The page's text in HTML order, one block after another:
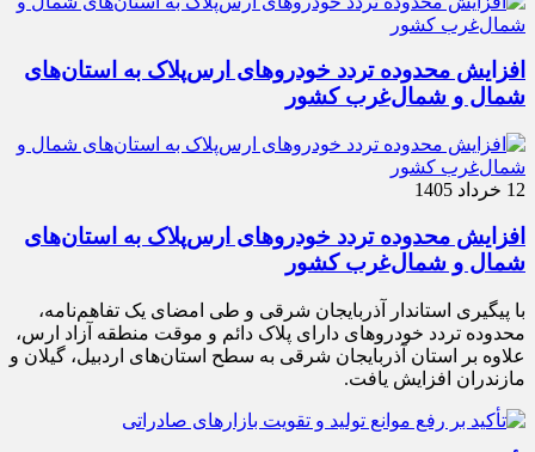
افزایش محدوده تردد خودروهای ارس‌پلاک به استان‌های
شمال و شمال‌غرب کشور
12 خرداد 1405
افزایش محدوده تردد خودروهای ارس‌پلاک به استان‌های
شمال و شمال‌غرب کشور
با پیگیری استاندار آذربایجان شرقی و طی امضای یک تفاهم‌نامه،
محدوده تردد خودروهای دارای پلاک دائم و موقت منطقه آزاد ارس،
علاوه بر استان آذربایجان شرقی به سطح استان‌های اردبیل، گیلان و
مازندران افزایش یافت.